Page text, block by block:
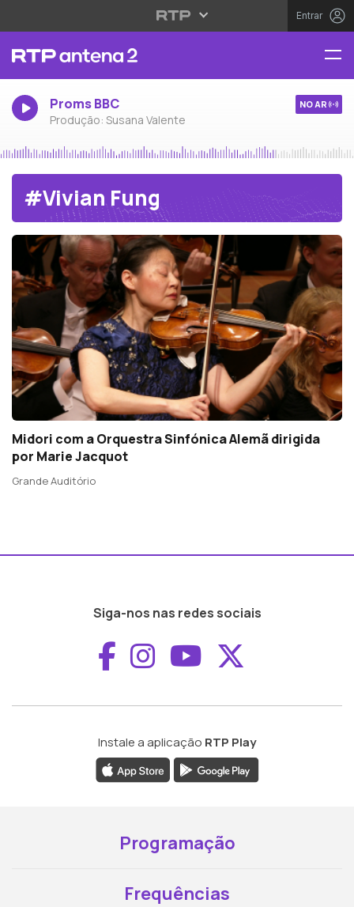
Entrar
Proms BBC
Produção: Susana Valente
NO AR
#Vivian Fung
Midori com a Orquestra Sinfónica Alemã dirigida
por Marie Jacquot
Grande Auditório
Siga-nos nas redes sociais
Aceder ao
Aceder ao
Aceder ao
Instale a aplicação RTP Play
Programação
Frequências